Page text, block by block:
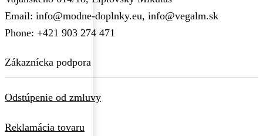
Email: info@modne-doplnky.eu, info@vegalm.sk
Phone: +421 903 274 471
Zákaznícka podpora
Odstúpenie od zmluvy
Reklamácia tovaru